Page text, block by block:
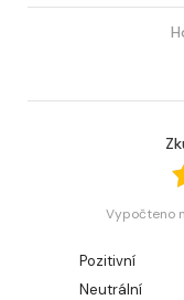
Vypočteno
Pozitivní
Neutrální